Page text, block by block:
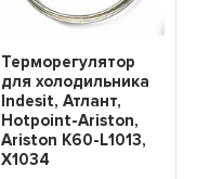
Терморегулятор
для холодильника
Indesit, Атлант,
Hotpoint-Ariston,
Ariston K60-L1013,
Х1034